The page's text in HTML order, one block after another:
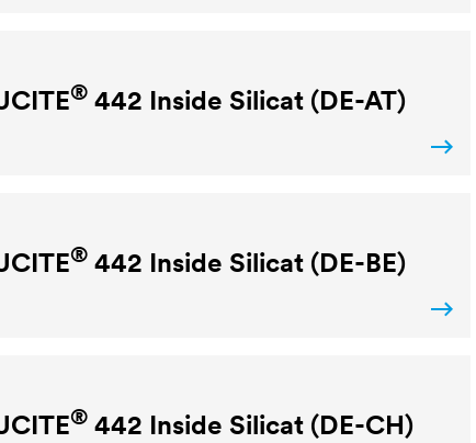
® 442 Inside Silicat (DE-AT)
® 442 Inside Silicat (DE-BE)
® 442 Inside Silicat (DE-CH)